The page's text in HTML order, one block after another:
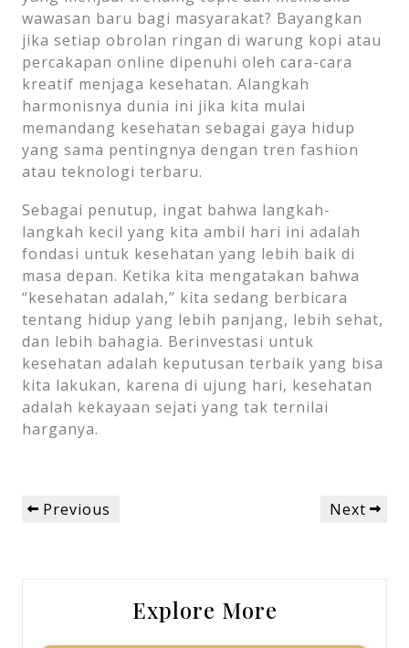
wawasan baru bagi masyarakat? Bayangkan
jika setiap obrolan ringan di warung kopi atau
percakapan online dipenuhi oleh cara-cara
kreatif menjaga kesehatan. Alangkah
harmonisnya dunia ini jika kita mulai
memandang kesehatan sebagai gaya hidup
yang sama pentingnya dengan tren fashion
atau teknologi terbaru.
Sebagai penutup, ingat bahwa langkah-
langkah kecil yang kita ambil hari ini adalah
fondasi untuk kesehatan yang lebih baik di
masa depan. Ketika kita mengatakan bahwa
“kesehatan adalah,” kita sedang berbicara
tentang hidup yang lebih panjang, lebih sehat,
dan lebih bahagia. Berinvestasi untuk
kesehatan adalah keputusan terbaik yang bisa
kita lakukan, karena di ujung hari, kesehatan
adalah kekayaan sejati yang tak ternilai
harganya.
Post
navigation
Previous
Previous
Next
Next
Explore More